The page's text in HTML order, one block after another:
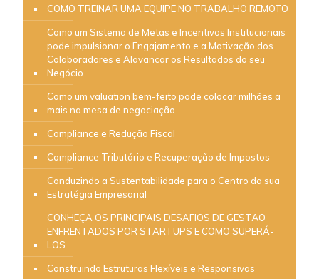
COMO TREINAR UMA EQUIPE NO TRABALHO REMOTO
Como um Sistema de Metas e Incentivos Institucionais
pode impulsionar o Engajamento e a Motivação dos
Colaboradores e Alavancar os Resultados do seu
Negócio
Como um valuation bem-feito pode colocar milhões a
mais na mesa de negociação
Compliance e Redução Fiscal
Compliance Tributário e Recuperação de Impostos
Conduzindo a Sustentabilidade para o Centro da sua
Estratégia Empresarial
CONHEÇA OS PRINCIPAIS DESAFIOS DE GESTÃO
ENFRENTADOS POR STARTUPS E COMO SUPERÁ-
LOS
Construindo Estruturas Flexíveis e Responsivas